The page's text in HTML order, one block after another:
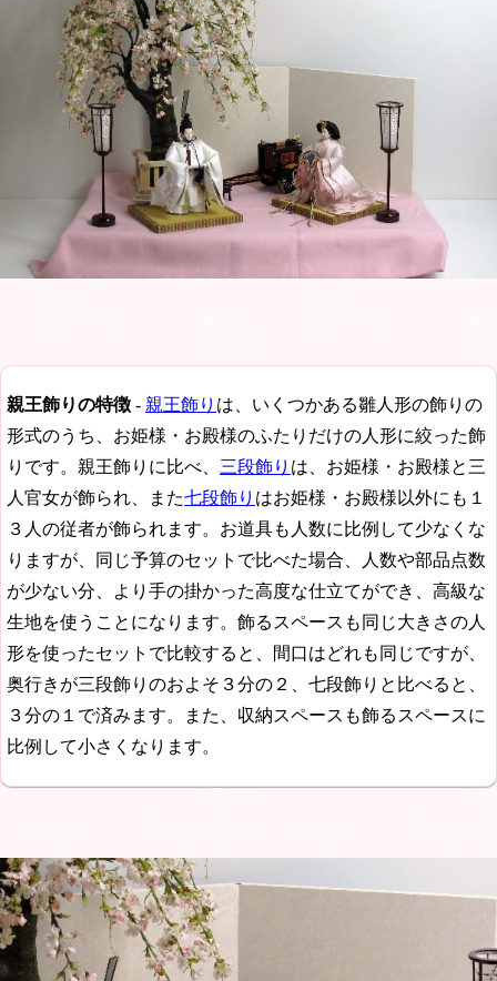
親王飾りの特徴 - 親王飾り は、いくつかある雛人形の飾りの
形式のうち、お姫様・お殿様のふたりだけの人形に絞った飾
りです。親王飾りに比べ、 三段飾り は、お姫様・お殿様と三
人官女が飾られ、また七段飾り はお姫様・お殿様以外にも１
３人の従者が飾られます。お道具も人数に比例して少なくな
りますが、同じ予算のセットで比べた場合、人数や部品点数
が少ない分、より手の掛かった高度な仕立てができ、高級な
生地を使うことになります。飾るスペースも同じ大きさの人
形を使ったセットで比較すると、間口はどれも同じですが、
奥行きが三段飾りのおよそ３分の２、七段飾りと比べると、
３分の１で済みます。また、収納スペースも飾るスペースに
比例して小さくなります。